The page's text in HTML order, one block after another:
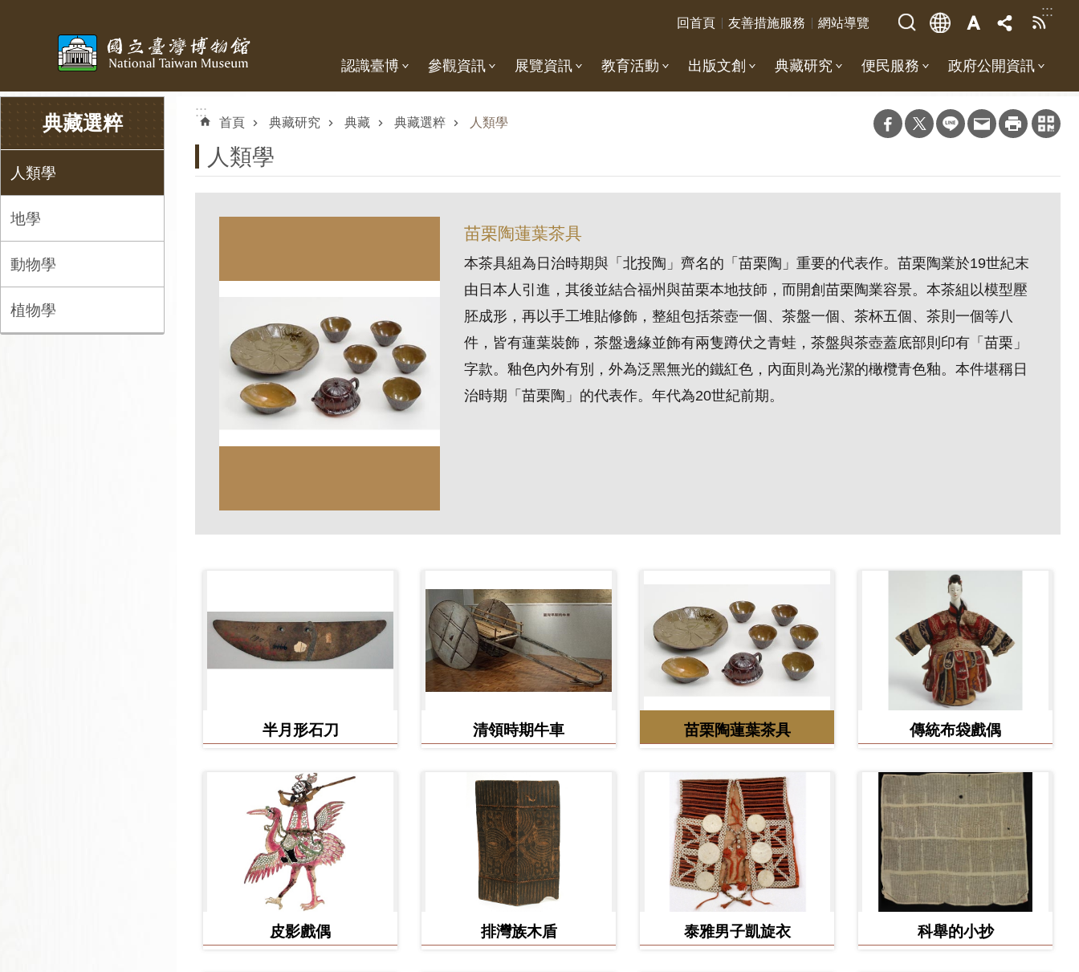
:::
回首頁 友善措施服務 網站導覽
認識臺博 參觀資訊 展覽資訊 教育活動 出版文創 典藏研究 便民服務 政府公開資訊
典藏選粹
人類學
地學
動物學
植物學
:::
首頁 典藏研究 典藏 典藏選粹 人類學
人類學
苗栗陶蓮葉茶具
本茶具組為日治時期與「北投陶」齊名的「苗栗陶」重要的代表作。苗栗陶業於19世紀末
由日本人引進，其後並結合福州與苗栗本地技師，而開創苗栗陶業容景。本茶組以模型壓
胚成形，再以手工堆貼修飾，整組包括茶壺一個、茶盤一個、茶杯五個、茶則一個等八
件，皆有蓮葉裝飾，茶盤邊緣並飾有兩隻蹲伏之青蛙，茶盤與茶壺蓋底部則印有「苗栗」
字款。釉色內外有別，外為泛黑無光的鐵紅色，內面則為光潔的橄欖青色釉。本件堪稱日
治時期「苗栗陶」的代表作。年代為20世紀前期。
半月形石刀 清領時期牛車 苗栗陶蓮葉茶具 傳統布袋戲偶
皮影戲偶 排灣族木盾 泰雅男子凱旋衣 科舉的小抄